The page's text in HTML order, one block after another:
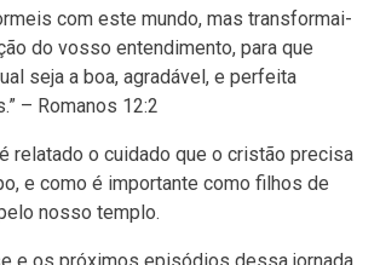
com este mundo, mas transformai-
do vosso entendimento, para que
seja a boa, agradável, e perfeita
– Romanos 12:2
relatado o cuidado que o cristão precisa
e como é importante como filhos de
nosso templo.